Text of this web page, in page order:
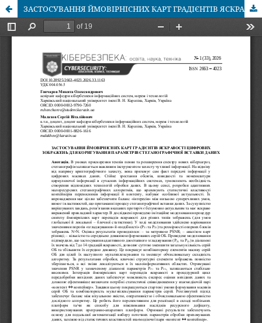
ЗАСТОСУВАННЯ ЙМОВІРНІСНИХ КАРТ ГРАДІЄНТІВ ЯСКРАВОСТІ ЦИФРОВИХ ЗОБРАЖЕНЬ ДЛЯ КОРИГУВАННЯ ПАРАМЕТРІВ СТЕГАНОГРАФІЧНОЇ ВСТАВКИ ДАНИХ